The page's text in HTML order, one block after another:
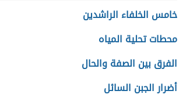
خامس الخلفاء الراشدين
محطات تحلية المياه
الفرق بين الصفة والحال
أضرار الجبن السائل